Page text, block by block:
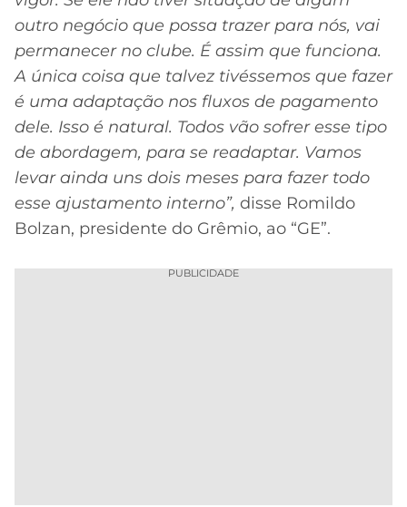
outro negócio que possa trazer para nós, vai
permanecer no clube. É assim que funciona.
A única coisa que talvez tivéssemos que fazer
é uma adaptação nos fluxos de pagamento
dele. Isso é natural. Todos vão sofrer esse tipo
de abordagem, para se readaptar. Vamos
levar ainda uns dois meses para fazer todo
esse ajustamento interno”, disse Romildo
Bolzan, presidente do Grêmio, ao “GE”.
PUBLICIDADE